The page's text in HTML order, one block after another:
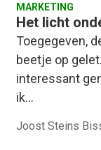
MARKETING
Het licht
Toegegeven,
beetje op
interessant
ik…
Joost Steins